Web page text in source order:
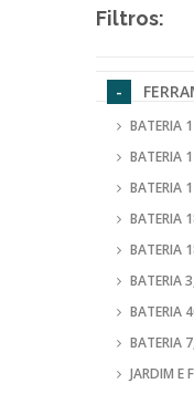
Filtros:
BATERIA
BATERIA
BATERIA
BATERIA
BATERIA
BATERIA
BATERIA
BATERIA
JARDIM E